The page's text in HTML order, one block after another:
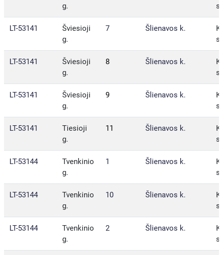
g.
LT-53141
Šviesioji
g.
7 Šlienavos k.
LT-53141
Šviesioji
g.
8 Šlienavos k.
LT-53141
Šviesioji
g.
9 Šlienavos k.
LT-53141
Tiesioji
g.
11 Šlienavos k.
LT-53144
Tvenkinio
g.
1 Šlienavos k.
LT-53144
Tvenkinio
g.
10 Šlienavos k.
LT-53144
Tvenkinio
g.
2 Šlienavos k.